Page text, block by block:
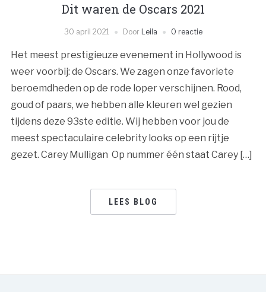
Dit waren de Oscars 2021
30 april 2021 Door Leila 0 reactie
Het meest prestigieuze evenement in Hollywood is
weer voorbij: de Oscars. We zagen onze favoriete
beroemdheden op de rode loper verschijnen. Rood,
goud of paars, we hebben alle kleuren wel gezien
tijdens deze 93ste editie. Wij hebben voor jou de
meest spectaculaire celebrity looks op een rijtje
gezet. Carey Mulligan Op nummer één staat Carey […]
LEES BLOG